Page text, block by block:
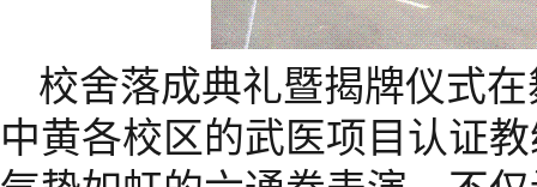
校舍落成典礼暨揭牌仪式
中黄各校区的武医项目认证